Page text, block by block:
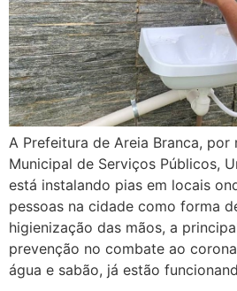
A Prefeitura de Areia Branca, por
Municipal de Serviços Públicos,
está instalando pias em locais
pessoas na cidade como forma
higienização das mãos, a
prevenção no combate ao
água e sabão, já estão